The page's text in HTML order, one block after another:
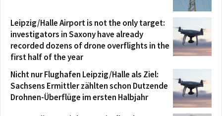
Leipzig/Halle Airport is not the only target:
investigators in Saxony have already
recorded dozens of drone overflights in the
first half of the year
Nicht nur Flughafen Leipzig/Halle als Ziel:
Sachsens Ermittler zählten schon Dutzende
Drohnen-Überflüge im ersten Halbjahr